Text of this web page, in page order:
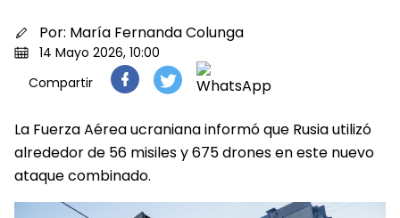
Por: María Fernanda Colunga
14 Mayo 2026, 10:00
Compartir
La Fuerza Aérea ucraniana informó que Rusia utilizó
alrededor de 56 misiles y 675 drones en este nuevo
ataque combinado.